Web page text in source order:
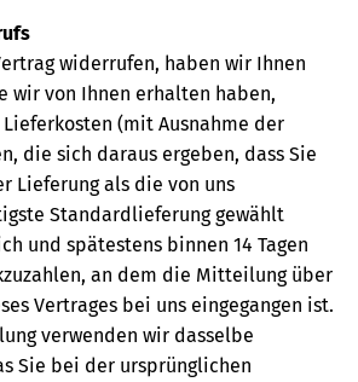
widerrufen, haben wir Ihnen
wir von Ihnen erhalten haben,
(mit Ausnahme der
die sich daraus ergeben, dass Sie
Lieferung als die von uns
Standardlieferung gewählt
und spätestens binnen 14 Tagen
an dem die Mitteilung über
Vertrages bei uns eingegangen ist.
verwenden wir dasselbe
Sie bei der ursprünglichen